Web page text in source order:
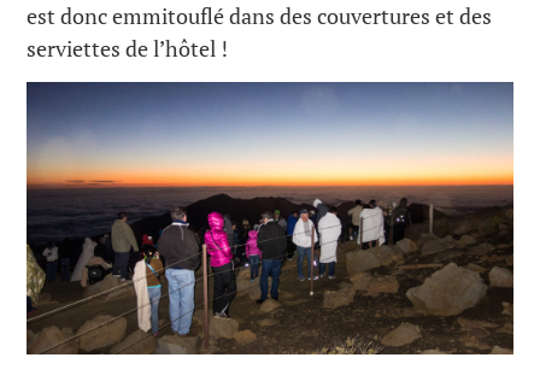
est donc emmitouflé dans des couvertures et des
serviettes de l’hôtel !